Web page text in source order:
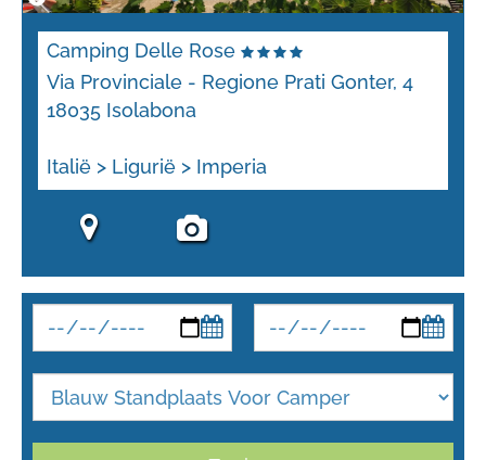
Camping Delle Rose
Via Provinciale - Regione Prati Gonter, 4
18035 Isolabona
Italië > Ligurië > Imperia